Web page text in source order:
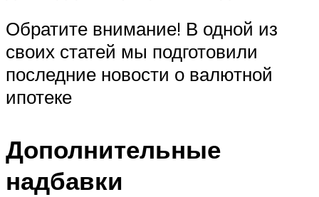
Обратите внимание! В одной из
своих статей мы подготовили
последние новости о валютной
ипотеке
Дополнительные
надбавки